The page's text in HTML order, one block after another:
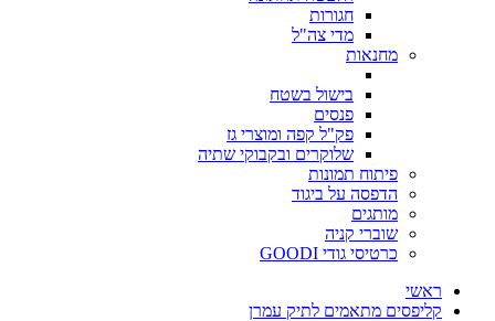
חגורות
מדי צה"ל
מחנאות
בישול בשטח
פנסים
פק"ל קפה ומוצרי גז
שלוקרים ובקבוקי שתיה
פיתוח תמונות
הדפסה על ביגוד
מותגים
שוברי קניה
כרטיסי גודי GOODI
ראשי
קליפסים מתאמים לתיק עמרן